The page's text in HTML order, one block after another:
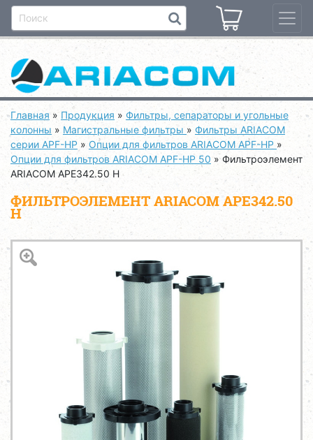
Главная » Продукция » Фильтры, сепараторы и угольные
колонны » Магистральные фильтры » Фильтры ARIACOM
серии APF-HP » Опции для фильтров ARIACOM APF-HP »
Опции для фильтров ARIACOM APF-HP 50 »Фильтроэлемент
ARIACOM APE342.50 H
ФИЛЬТРОЭЛЕМЕНТ ARIACOM APE342.50
H